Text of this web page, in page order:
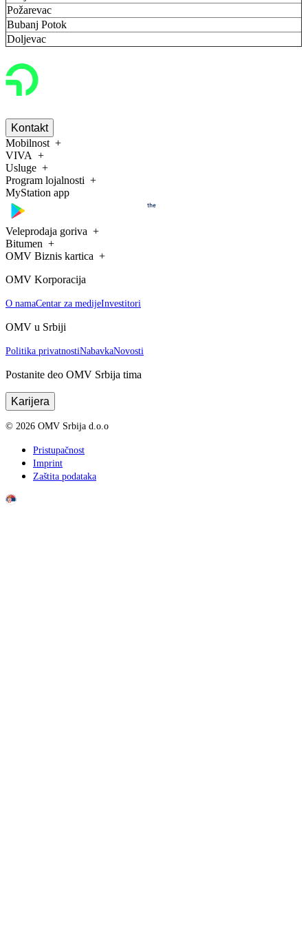
Požarevac
Bubanj Potok
Doljevac
Kontakt
Mobilnost
VIVA
Usluge
Program lojalnosti
MyStation app
Veleprodaja goriva
Bitumen
OMV Biznis kartica
OMV Korporacija
O namaCentar za medijeInvestitori
OMV u Srbiji
Politika privatnostiNabavkaNovosti
Postanite deo OMV Srbija tima
Karijera
© 2026 OMV Srbija d.o.o
Pristupačnost
Imprint
Zaštita podataka